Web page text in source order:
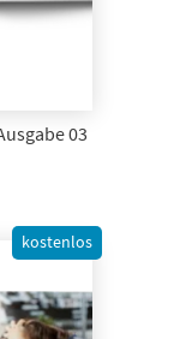
03
kostenlos